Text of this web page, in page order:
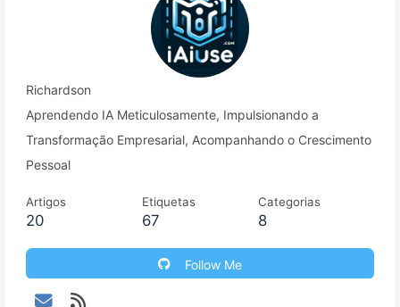
Richardson
Aprendendo IA Meticulosamente, Impulsionando a
Transformação Empresarial, Acompanhando o Crescimento
Pessoal
Artigos
20
Etiquetas
67
Categorias
8
Follow Me